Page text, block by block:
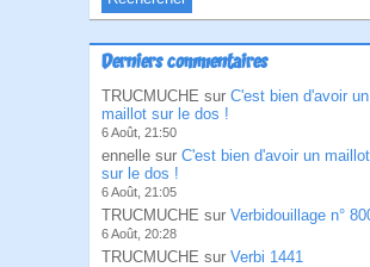
Derniers commentaires
TRUCMUCHE sur C'est bien d'avoir un
maillot sur le dos !
6 Août, 21:50
ennelle sur C'est bien d'avoir un maillot
sur le dos !
6 Août, 21:05
TRUCMUCHE sur Verbidouillage n°
6 Août, 20:28
TRUCMUCHE sur Verbi 1441